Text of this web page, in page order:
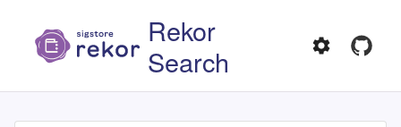
Rekor
Search